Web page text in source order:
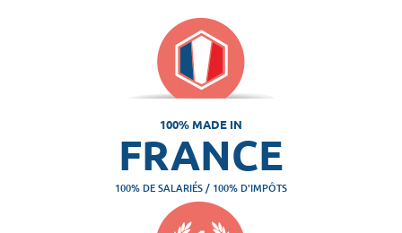
100% MADE IN
FRANCE
100% DE SALARIÉS / 100% D'IMPÔTS